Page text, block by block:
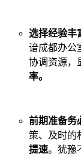
选择经验丰
谙成都办公
协调资源，
率。
前期准备务
策、及时的
提速。犹豫